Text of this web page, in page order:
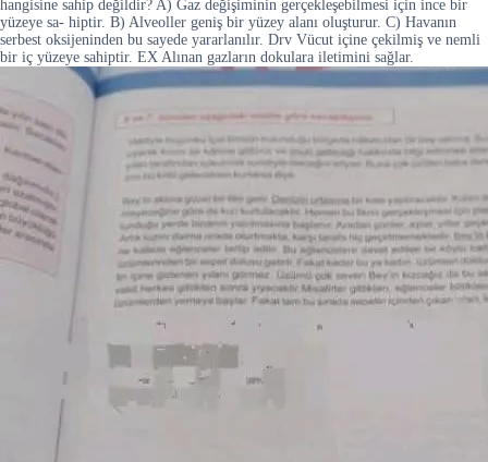
hangisine sahip değildir? A) Gaz değişiminin gerçekleşebilmesi için ince bir
yüzeye sa- hiptir. B) Alveoller geniş bir yüzey alanı oluşturur. C) Havanın
serbest oksijeninden bu sayede yararlanılır. Drv Vücut içine çekilmiş ve nemli
bir iç yüzeye sahiptir. EX Alınan gazların dokulara iletimini sağlar.